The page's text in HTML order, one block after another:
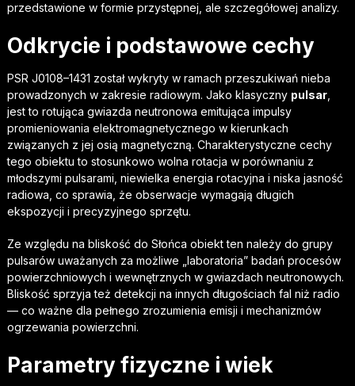
przedstawione w formie przystępnej, ale szczegółowej analizy.
Odkrycie i podstawowe cechy
PSR J0108–1431 został wykryty w ramach przeszukiwań nieba
prowadzonych w zakresie radiowym. Jako klasyczny pulsar,
jest to rotująca gwiazda neutronowa emitująca impulsy
promieniowania elektromagnetycznego w kierunkach
związanych z jej osią magnetyczną. Charakterystyczne cechy
tego obiektu to stosunkowo wolna rotacja w porównaniu z
młodszymi pulsarami, niewielka energia rotacyjna i niska jasność
radiowa, co sprawia, że obserwacje wymagają długich
ekspozycji i precyzyjnego sprzętu.
Ze względu na bliskość do Słońca obiekt ten należy do grupy
pulsarów uważanych za możliwe „laboratoria” badań procesów
powierzchniowych i wewnętrznych w gwiazdach neutronowych.
Bliskość sprzyja też detekcji na innych długościach fal niż radio
— co ważne dla pełnego zrozumienia emisji i mechanizmów
ogrzewania powierzchni.
Parametry fizyczne i wiek